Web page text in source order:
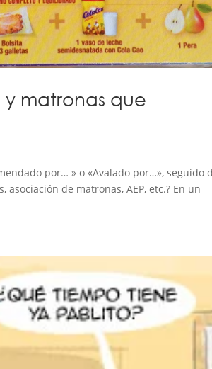
matronas que
por… » o «Avalado por…», seguido
de matronas, AEP, etc.? En un